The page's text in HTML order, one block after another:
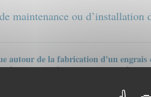
maintenance ou d’installation
autour de la fabrication d'un engrais